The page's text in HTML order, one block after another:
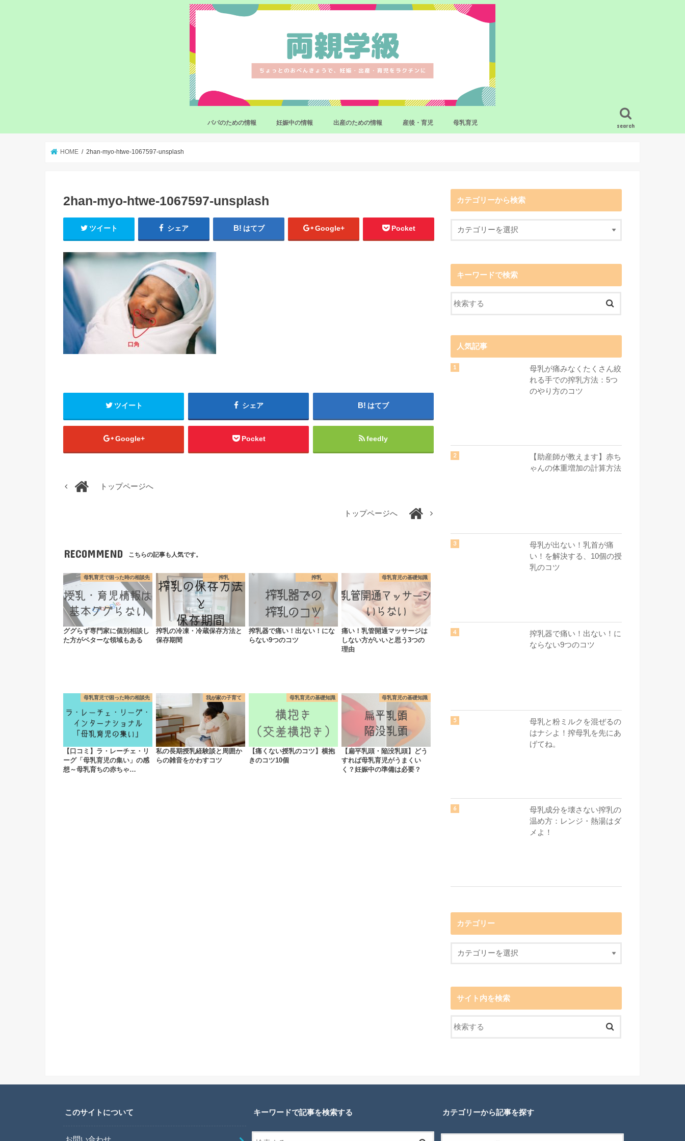
search
パパのための情報 妊娠中の情報 出産のための情報 産後・育児 母乳育児
HOME 2han-myo-htwe-1067597-unsplash
2han-myo-htwe-1067597-unsplash
ツイート シェア はてブ Google+ Pocket
ツイート シェア はてブ
Google+ Pocket feedly
トップページへ
トップページへ
RECOMMEND こちらの記事も人気です。
母乳育児で困った時の相談先
ググらず専門家に個別相談し
た方がベターな領域もある
搾乳
搾乳の冷凍・冷蔵保存方法と
保存期間
搾乳
搾乳器で痛い！出ない！にな
らない9つのコツ
母乳育児の基礎知識
痛い！乳管開通マッサージは
しない方がいいと思う3つの
理由
母乳育児で困った時の相談先
【口コミ】ラ・レーチェ・リ
ーグ「母乳育児の集い」の感
想～母乳育ちの赤ちゃ…
我が家の子育て
私の長期授乳経験談と周囲か
らの雑音をかわすコツ
母乳育児の基礎知識
【痛くない授乳のコツ】横抱
きのコツ10個
母乳育児の基礎知識
【扁平乳頭・陥没乳頭】どう
すれば母乳育児がうまくい
く？妊娠中の準備は必要？
カテゴリーから検索
キーワードで検索
人気記事
母乳が痛みなくたくさん絞
れる手での搾乳方法：5つ
のやり方のコツ
【助産師が教えます】赤ち
ゃんの体重増加の計算方法
母乳が出ない！乳首が痛
い！を解決する、10個の授
乳のコツ
搾乳器で痛い！出ない！に
ならない9つのコツ
母乳と粉ミルクを混ぜるの
はナシよ！搾母乳を先にあ
げてね。
母乳成分を壊さない搾乳の
温め方：レンジ・熱湯はダ
メよ！
カテゴリー
サイト内を検索
このサイトについて キーワードで記事を検索する カテゴリーから記事を探す